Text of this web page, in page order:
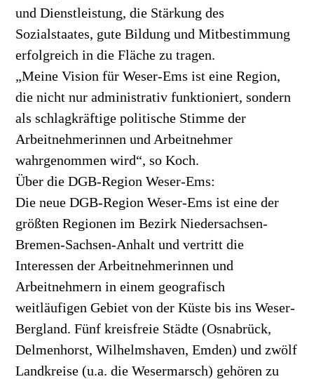
und Dienstleistung, die Stärkung des
Sozialstaates, gute Bildung und Mitbestimmung
erfolgreich in die Fläche zu tragen.
„Meine Vision für Weser-Ems ist eine Region,
die nicht nur administrativ funktioniert, sondern
als schlagkräftige politische Stimme der
Arbeitnehmerinnen und Arbeitnehmer
wahrgenommen wird“, so Koch.
Über die DGB-Region Weser-Ems:
Die neue DGB-Region Weser-Ems ist eine der
größten Regionen im Bezirk Niedersachsen-
Bremen-Sachsen-Anhalt und vertritt die
Interessen der Arbeitnehmerinnen und
Arbeitnehmern in einem geografisch
weitläufigen Gebiet von der Küste bis ins Weser-
Bergland. Fünf kreisfreie Städte (Osnabrück,
Delmenhorst, Wilhelmshaven, Emden) und zwölf
Landkreise (u.a. die Wesermarsch) gehören zu